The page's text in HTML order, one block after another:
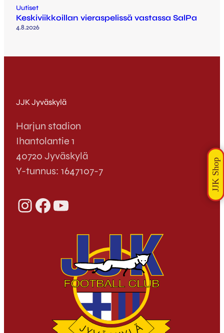
Uutiset
Keskiviikkoillan vieraspelissä vastassa SalPa
4.8.2026
JJK Jyväskylä
Harjun stadion
Ihantolantie 1
40720 Jyväskylä
Y-tunnus: 1647107-7
InstagramFacebook YouTube